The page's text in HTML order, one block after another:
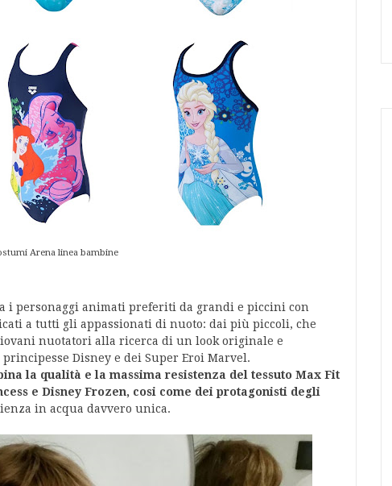
Arena linea bambine
i personaggi animati preferiti da grandi e piccini con
a tutti gli appassionati di nuoto: dai più piccoli, che
nuotatori alla ricerca di un look originale e
Disney e dei Super Eroi Marvel.
la qualità e la massima resistenza del tessuto Max Fit
e Disney Frozen, cosi come dei protagonisti degli
in acqua davvero unica.